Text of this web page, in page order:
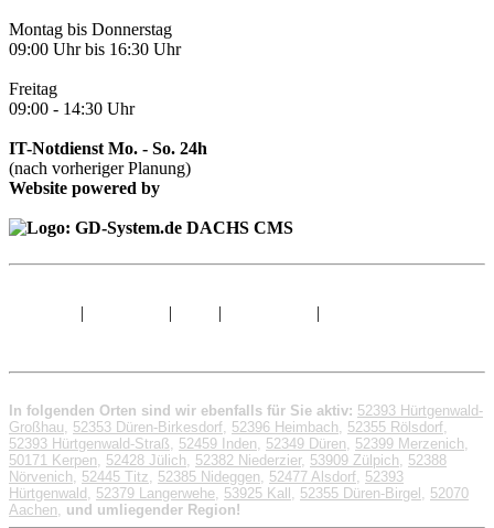
Montag bis Donnerstag
09:00 Uhr bis 16:30 Uhr
Freitag
09:00 - 14:30 Uhr
IT-Notdienst Mo. - So. 24h
(nach vorheriger Planung)
Website powered by
| | | |
In folgenden Orten sind wir ebenfalls für Sie aktiv: 52393 Hürtgenwald-
Großhau, 52353 Düren-Birkesdorf, 52396 Heimbach, 52355 Rölsdorf,
52393 Hürtgenwald-Straß, 52459 Inden, 52349 Düren, 52399 Merzenich,
50171 Kerpen, 52428 Jülich, 52382 Niederzier, 53909 Zülpich, 52388
Nörvenich, 52445 Titz, 52385 Nideggen, 52477 Alsdorf, 52393
Hürtgenwald , 52379 Langerwehe, 53925 Kall , 52355 Düren-Birgel , 52070
Aachen, und umliegender Region!